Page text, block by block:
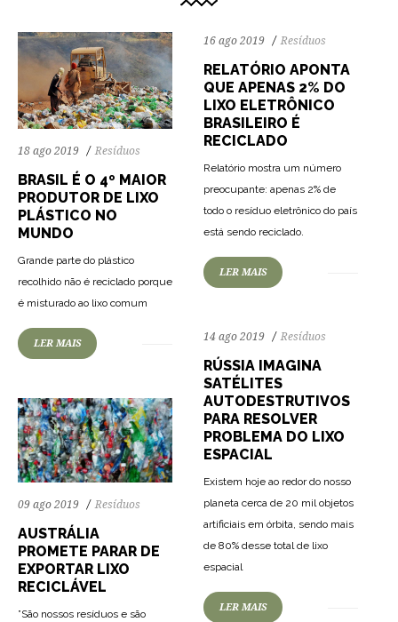
18 ago 2019 Resíduos
BRASIL É O 4º MAIOR
PRODUTOR DE LIXO
PLÁSTICO NO
MUNDO
Grande parte do plástico
recolhido não é reciclado porque
é misturado ao lixo comum
LER MAIS
16 ago 2019 Resíduos
RELATÓRIO APONTA
QUE APENAS 2% DO
LIXO ELETRÔNICO
BRASILEIRO É
RECICLADO
Relatório mostra um número
preocupante: apenas 2% de
todo o resíduo eletrônico do país
está sendo reciclado.
LER MAIS
14 ago 2019 Resíduos
RÚSSIA IMAGINA
SATÉLITES
AUTODESTRUTIVOS
PARA RESOLVER
PROBLEMA DO LIXO
ESPACIAL
Existem hoje ao redor do nosso
planeta cerca de 20 mil objetos
artificiais em órbita, sendo mais
de 80% desse total de lixo
espacial
LER MAIS
09 ago 2019 Resíduos
AUSTRÁLIA
PROMETE PARAR DE
EXPORTAR LIXO
RECICLÁVEL
”São nossos resíduos e são